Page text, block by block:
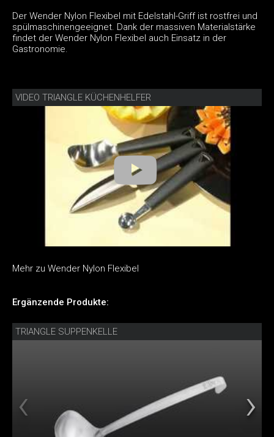
Der Wender Nylon Flexibel mit Edelstahl-Griff ist rostfrei und
spülmaschinengeeignet. Dank der massiven Materialstärke
findet der Wender Nylon Flexibel auch Einsatz in der
Gastronomie.
VIDEO TRIANGLE KÜCHENHELFER
Mehr zu Wender Nylon Flexibel
Ergänzende Produkte:
TRIANGLE SUPPENKELLE